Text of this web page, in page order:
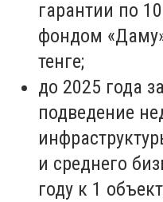
гарантии по
фондом
тенге;
до 2025 года
подведение
и среднего
году к 1